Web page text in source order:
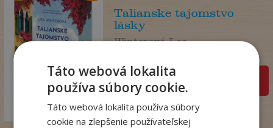
18,99€
14,98€
Talianske tajomstvo
lásky
Winterová Lea
pridať do košíka
Táto webová lokalita
používa súbory cookie.
Táto webová lokalita používa súbory
cookie na zlepšenie používateľskej